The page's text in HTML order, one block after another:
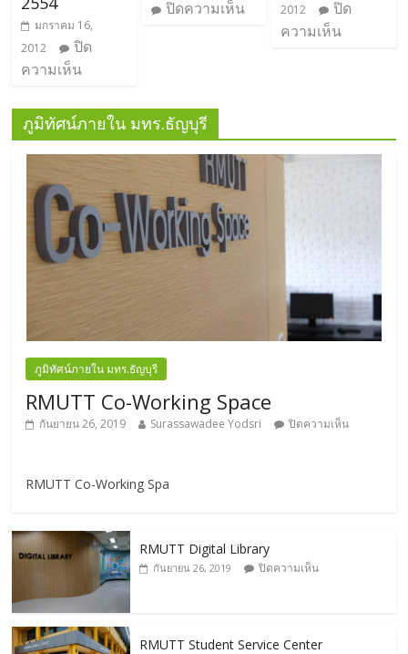
มกราคม 16,
2012
ปิด
ความเห็น
ปิดความเห็น 2012
ปิด
ความเห็น
ภูมิทัศน์ภายใน มทร.ธัญบุรี
ภูมิทัศน์ภายใน มทร.ธัญบุรี
RMUTT Co-Working Space
กันยายน 26, 2019 Surassawadee Yodsri ปิดความเห็น
RMUTT Co-Working Spa
RMUTT Digital Library
กันยายน 26, 2019 ปิดความเห็น
RMUTT Student Service Center